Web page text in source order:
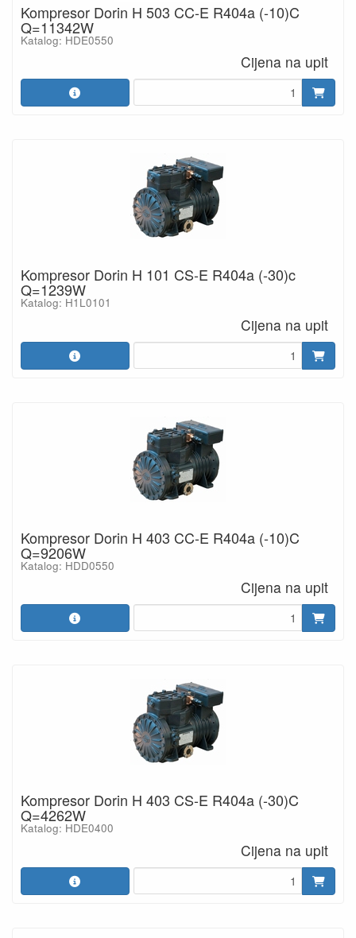
Kompresor Dorin H 503 CC-E R404a (-10)C
Q=11342W
Katalog: HDE0550
Cijena na upit
Kompresor Dorin H 101 CS-E R404a (-30)c
Q=1239W
Katalog: H1L0101
Cijena na upit
Kompresor Dorin H 403 CC-E R404a (-10)C
Q=9206W
Katalog: HDD0550
Cijena na upit
Kompresor Dorin H 403 CS-E R404a (-30)C
Q=4262W
Katalog: HDE0400
Cijena na upit